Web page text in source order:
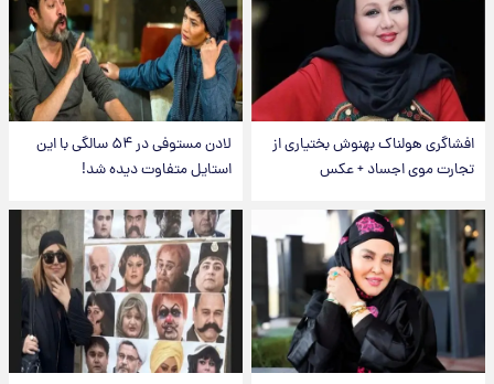
افشاگری هولناک بهنوش بختیاری از
تجارت موی اجساد + عکس
لادن مستوفی در ۵۴ سالگی با این
استایل متفاوت دیده شد!